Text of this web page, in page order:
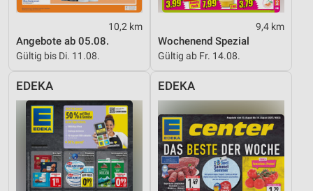
10,2 km
Angebote ab 05.08.
Gültig bis Di. 11.08.
9,4 km
Wochenend Spezial
Gültig ab Fr. 14.08.
EDEKA EDEKA